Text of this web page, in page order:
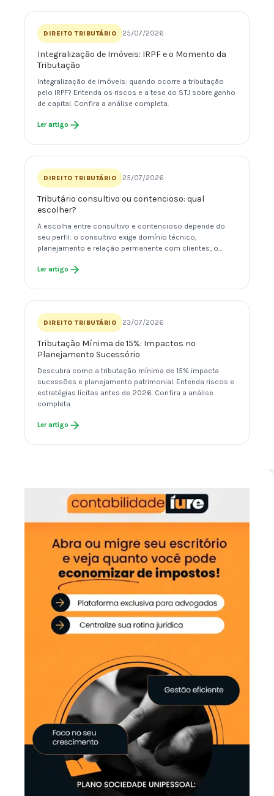
DIREITO TRIBUTÁRIO 25/07/2026
Integralização de Imóveis: IRPF e o Momento da
Tributação
Integralização de imóveis: quando ocorre a tributação
pelo IRPF? Entenda os riscos e a tese do STJ sobre ganho
de capital. Confira a análise completa.
Ler artigo
DIREITO TRIBUTÁRIO 25/07/2026
Tributário consultivo ou contencioso: qual
escolher?
A escolha entre consultivo e contencioso depende do
seu perfil: o consultivo exige domínio técnico,
planejamento e relação permanente com clientes; o…
Ler artigo
DIREITO TRIBUTÁRIO 23/07/2026
Tributação Mínima de 15%: Impactos no
Planejamento Sucessório
Descubra como a tributação mínima de 15% impacta
sucessões e planejamento patrimonial. Entenda riscos e
estratégias lícitas antes de 2026. Confira a análise
completa.
Ler artigo